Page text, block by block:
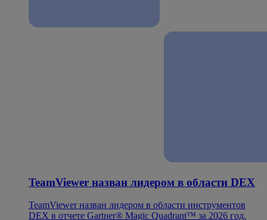
TeamViewer назван лидером в области DEX
TeamViewer назван лидером в области инструментов
DEX в отчете Gartner® Magic Quadrant™ за 2026 год.